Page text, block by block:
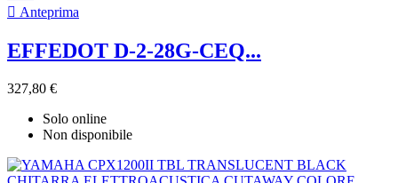
 Anteprima
EFFEDOT D-2-28G-CEQ...
327,80 €
Solo online
Non disponibile